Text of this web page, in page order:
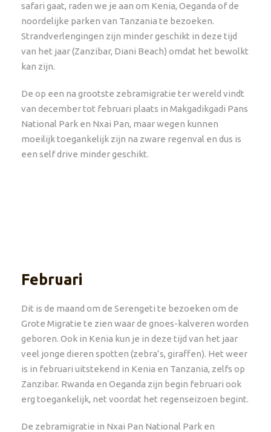
safari gaat, raden we je aan om Kenia, Oeganda of de
noordelijke parken van Tanzania te bezoeken.
Strandverlengingen zijn minder geschikt in deze tijd
van het jaar (Zanzibar, Diani Beach) omdat het bewolkt
kan zijn.
De op een na grootste zebramigratie ter wereld vindt
van december tot februari plaats in Makgadikgadi Pans
National Park en Nxai Pan, maar wegen kunnen
moeilijk toegankelijk zijn na zware regenval en dus is
een self drive minder geschikt.
Februari
Dit is de maand om de Serengeti te bezoeken om de
Grote Migratie te zien waar de gnoes-kalveren worden
geboren. Ook in Kenia kun je in deze tijd van het jaar
veel jonge dieren spotten (zebra’s, giraffen). Het weer
is in februari uitstekend in Kenia en Tanzania, zelfs op
Zanzibar. Rwanda en Oeganda zijn begin februari ook
erg toegankelijk, net voordat het regenseizoen begint.
De zebramigratie in Nxai Pan National Park en